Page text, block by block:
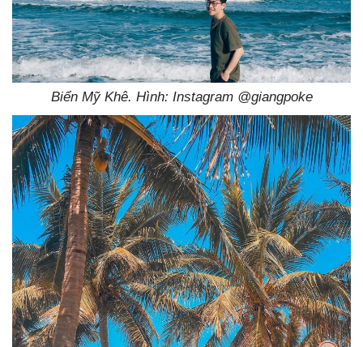
Biển Mỹ Khê. Hình: Instagram @giangpoke